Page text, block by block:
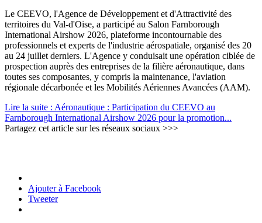
Le CEEVO, l'Agence de Développement et d'Attractivité des
territoires du Val-d'Oise, a participé au Salon Farnborough
International Airshow 2026, plateforme incontournable des
professionnels et experts de l'industrie aérospatiale, organisé des 20
au 24 juillet derniers. L'Agence y conduisait une opération ciblée de
prospection auprès des entreprises de la filière aéronautique, dans
toutes ses composantes, y compris la maintenance, l'aviation
régionale décarbonée et les Mobilités Aériennes Avancées (AAM).
Lire la suite : Aéronautique : Participation du CEEVO au
Farnborough International Airshow 2026 pour la promotion...
Partagez cet article sur les réseaux sociaux >>>
Ajouter à Facebook
Tweeter